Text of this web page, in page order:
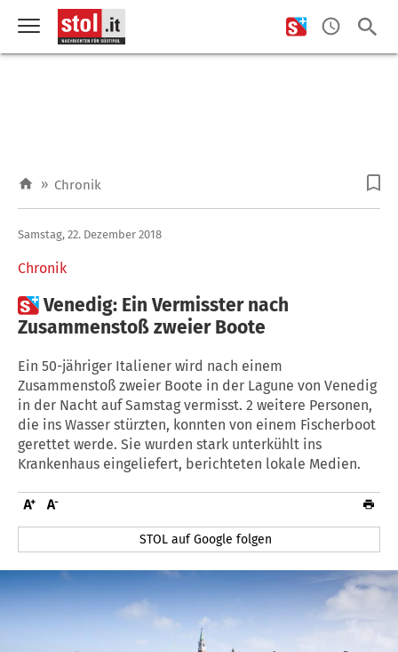
» Chronik
Chronik
Samstag, 22. Dezember 2018
Venedig: Ein Vermisster nach
Zusammenstoß zweier Boote
Ein 50-jähriger Italiener wird nach einem
Zusammenstoß zweier Boote in der Lagune von Venedig
in der Nacht auf Samstag vermisst. 2 weitere Personen,
die ins Wasser stürzten, konnten von einem Fischerboot
gerettet werde. Sie wurden stark unterkühlt ins
Krankenhaus eingeliefert, berichteten lokale Medien.
STOL auf Google folgen